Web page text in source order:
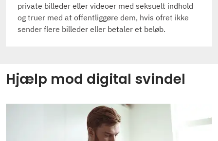
private billeder eller videoer med seksuelt indhold
og truer med at offentliggøre dem, hvis ofret ikke
sender flere billeder eller betaler et beløb.
Hjælp mod digital svindel